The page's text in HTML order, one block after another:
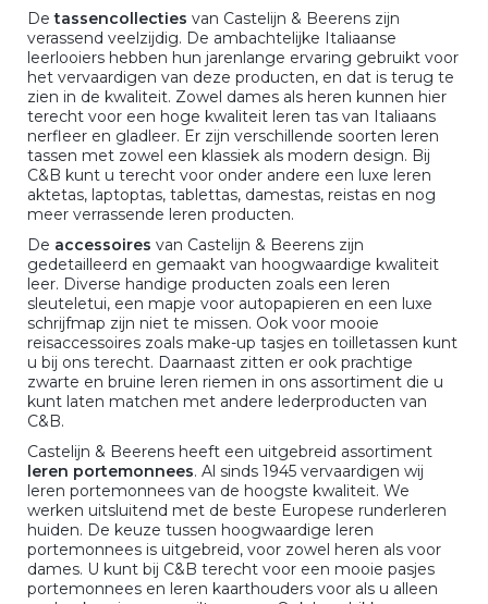
De tassencollecties van Castelijn & Beerens zijn
verassend veelzijdig. De ambachtelijke Italiaanse
leerlooiers hebben hun jarenlange ervaring gebruikt voor
het vervaardigen van deze producten, en dat is terug te
zien in de kwaliteit. Zowel dames als heren kunnen hier
terecht voor een hoge kwaliteit leren tas van Italiaans
nerfleer en gladleer. Er zijn verschillende soorten leren
tassen met zowel een klassiek als modern design. Bij
C&B kunt u terecht voor onder andere een luxe leren
aktetas, laptoptas, tablettas, damestas, reistas en nog
meer verrassende leren producten.
De accessoires van Castelijn & Beerens zijn
gedetailleerd en gemaakt van hoogwaardige kwaliteit
leer. Diverse handige producten zoals een leren
sleuteletui, een mapje voor autopapieren en een luxe
schrijfmap zijn niet te missen. Ook voor mooie
reisaccessoires zoals make-up tasjes en toilletassen kunt
u bij ons terecht. Daarnaast zitten er ook prachtige
zwarte en bruine leren riemen in ons assortiment die u
kunt laten matchen met andere lederproducten van
C&B.
Castelijn & Beerens heeft een uitgebreid assortiment
leren portemonnees. Al sinds 1945 vervaardigen wij
leren portemonnees van de hoogste kwaliteit. We
werken uitsluitend met de beste Europese runderleren
huiden. De keuze tussen hoogwaardige leren
portemonnees is uitgebreid, voor zowel heren als voor
dames. U kunt bij C&B terecht voor een mooie pasjes
portemonnees en leren kaarthouders voor als u alleen